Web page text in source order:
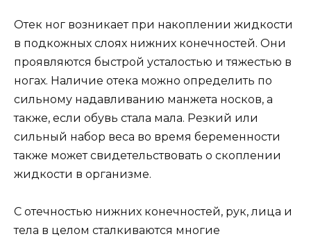
Отек ног возникает при накоплении жидкости
в подкожных слоях нижних конечностей. Они
проявляются быстрой усталостью и тяжестью в
ногах. Наличие отека можно определить по
сильному надавливанию манжета носков, а
также, если обувь стала мала. Резкий или
сильный набор веса во время беременности
также может свидетельствовать о скоплении
жидкости в организме.
С отечностью нижних конечностей, рук, лица и
тела в целом сталкиваются многие